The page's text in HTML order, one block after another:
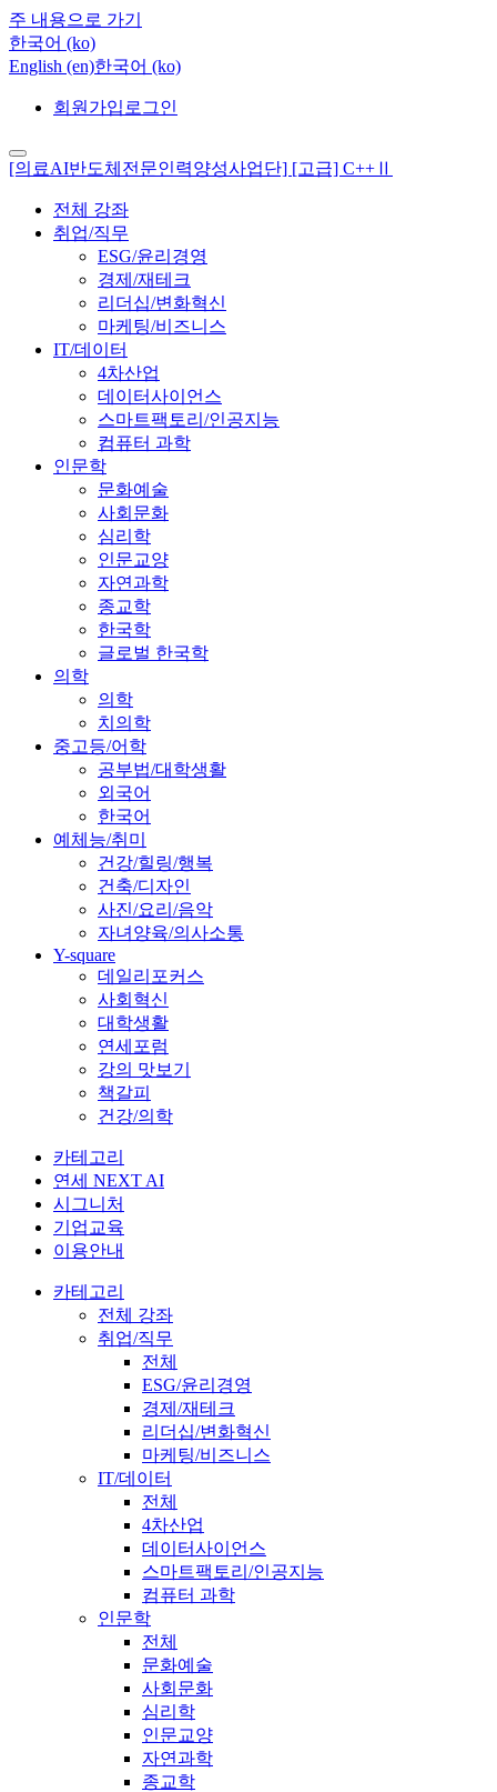
주 내용으로 가기
한국어 ‎(ko)‎
English ‎(en)‎한국어 ‎(ko)‎
회원가입 로그인
[의료AI반도체전문인력양성사업단] [고급] C++Ⅱ
전체 강좌
취업/직무
ESG/윤리경영
경제/재테크
리더십/변화혁신
마케팅/비즈니스
IT/데이터
4차산업
데이터사이언스
스마트팩토리/인공지능
컴퓨터 과학
인문학
문화예술
사회문화
심리학
인문교양
자연과학
종교학
한국학
글로벌 한국학
의학
의학
치의학
중고등/어학
공부법/대학생활
외국어
한국어
예체능/취미
건강/힐링/행복
건축/디자인
사진/요리/음악
자녀양육/의사소통
Y-square
데일리포커스
사회혁신
대학생활
연세포럼
강의 맛보기
책갈피
건강/의학
카테고리
연세 NEXT AI
시그니처
기업교육
이용안내
카테고리
전체 강좌
취업/직무
전체
ESG/윤리경영
경제/재테크
리더십/변화혁신
마케팅/비즈니스
IT/데이터
전체
4차산업
데이터사이언스
스마트팩토리/인공지능
컴퓨터 과학
인문학
전체
문화예술
사회문화
심리학
인문교양
자연과학
종교학